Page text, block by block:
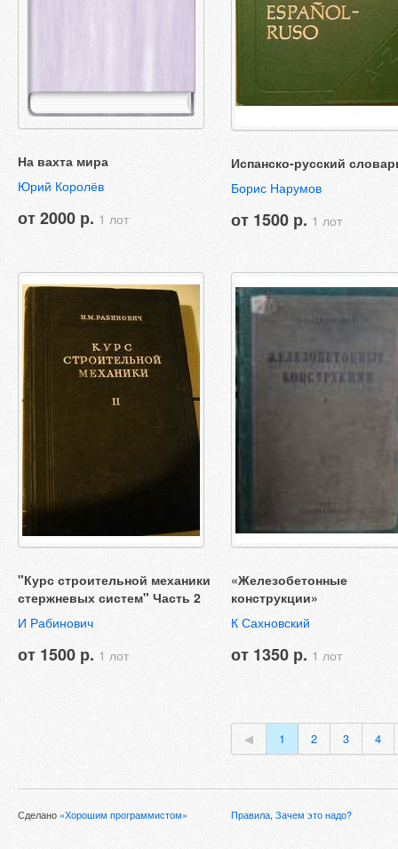
На вахта мира
Юрий Королёв
от 2000 р. 1 лот
Испанско-русский
Борис Нарумов
от 1500 р. 1 лот
"Курс строительной механики
стержневых систем" Часть 2
И Рабинович
от 1500 р. 1 лот
«Железобетонные
конструкции»
К Сахновский
от 1350 р. 1 лот
◀ 1 2 3 4
Сделано «Хорошим программистом» Правила, Зачем это надо?